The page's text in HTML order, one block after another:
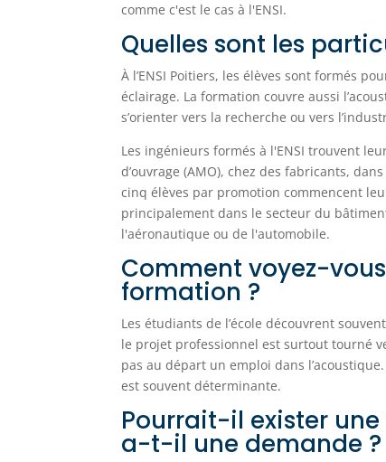
comme c'est le cas à l'ENSI.
Quelles sont les
À l’ENSI Poitiers, les élèves sont formés
éclairage. La formation couvre aussi
s’orienter vers la recherche ou vers
Les ingénieurs formés à l'ENSI trouvent
d’ouvrage (AMO), chez des fabricants,
cinq élèves par promotion commencent
principalement dans le secteur du
l'aéronautique ou de l'automobile.
Comment voyez-
formation ?
Les étudiants de l’école découvrent
le projet professionnel est surtout tourné
pas au départ un emploi dans
est souvent déterminante.
Pourrait-il exister
a-t-il une demande ?